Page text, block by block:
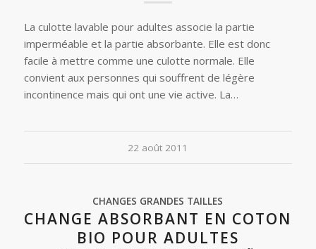
La culotte lavable pour adultes associe la partie
imperméable et la partie absorbante. Elle est donc
facile à mettre comme une culotte normale. Elle
convient aux personnes qui souffrent de légère
incontinence mais qui ont une vie active. La…
22 août 2011
CHANGES GRANDES TAILLES
CHANGE ABSORBANT EN COTON
BIO POUR ADULTES